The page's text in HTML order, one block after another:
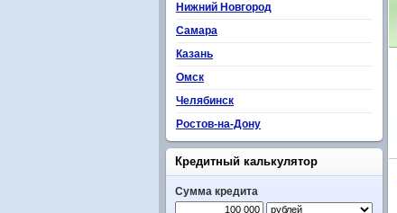
Нижний Новгород
Самара
Казань
Омск
Челябинск
Ростов-на-Дону
Кредитный калькулятор
Сумма кредита